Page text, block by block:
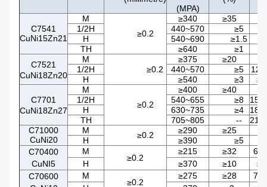
(MPA)
C7541
CuNi15Zn21
M
≥0.2
≥340 ≥35
1/2H
440~570 ≥5
H
540~690 ≥1.5
TH
≥640 ≥1
C7521
CuNi18Zn20
M
≥0.2
≥375 ≥20
1/2H
440~570 ≥5
H
≥540 ≥3
C7701
CuNi18Zn27
M
≥0.2
≥400 ≥40
1/2H
540~655 ≥8
H
630~735 ≥4
TH
705~805 --
C71000
CuNi20
M ≥0.2 ≥290 ≥25
H
≥390 ≥5
C70400
CuNI5
M
≥0.2
≥215 ≥32
H
≥370 ≥10
C70600
M
≥0.2
≥275 ≥28